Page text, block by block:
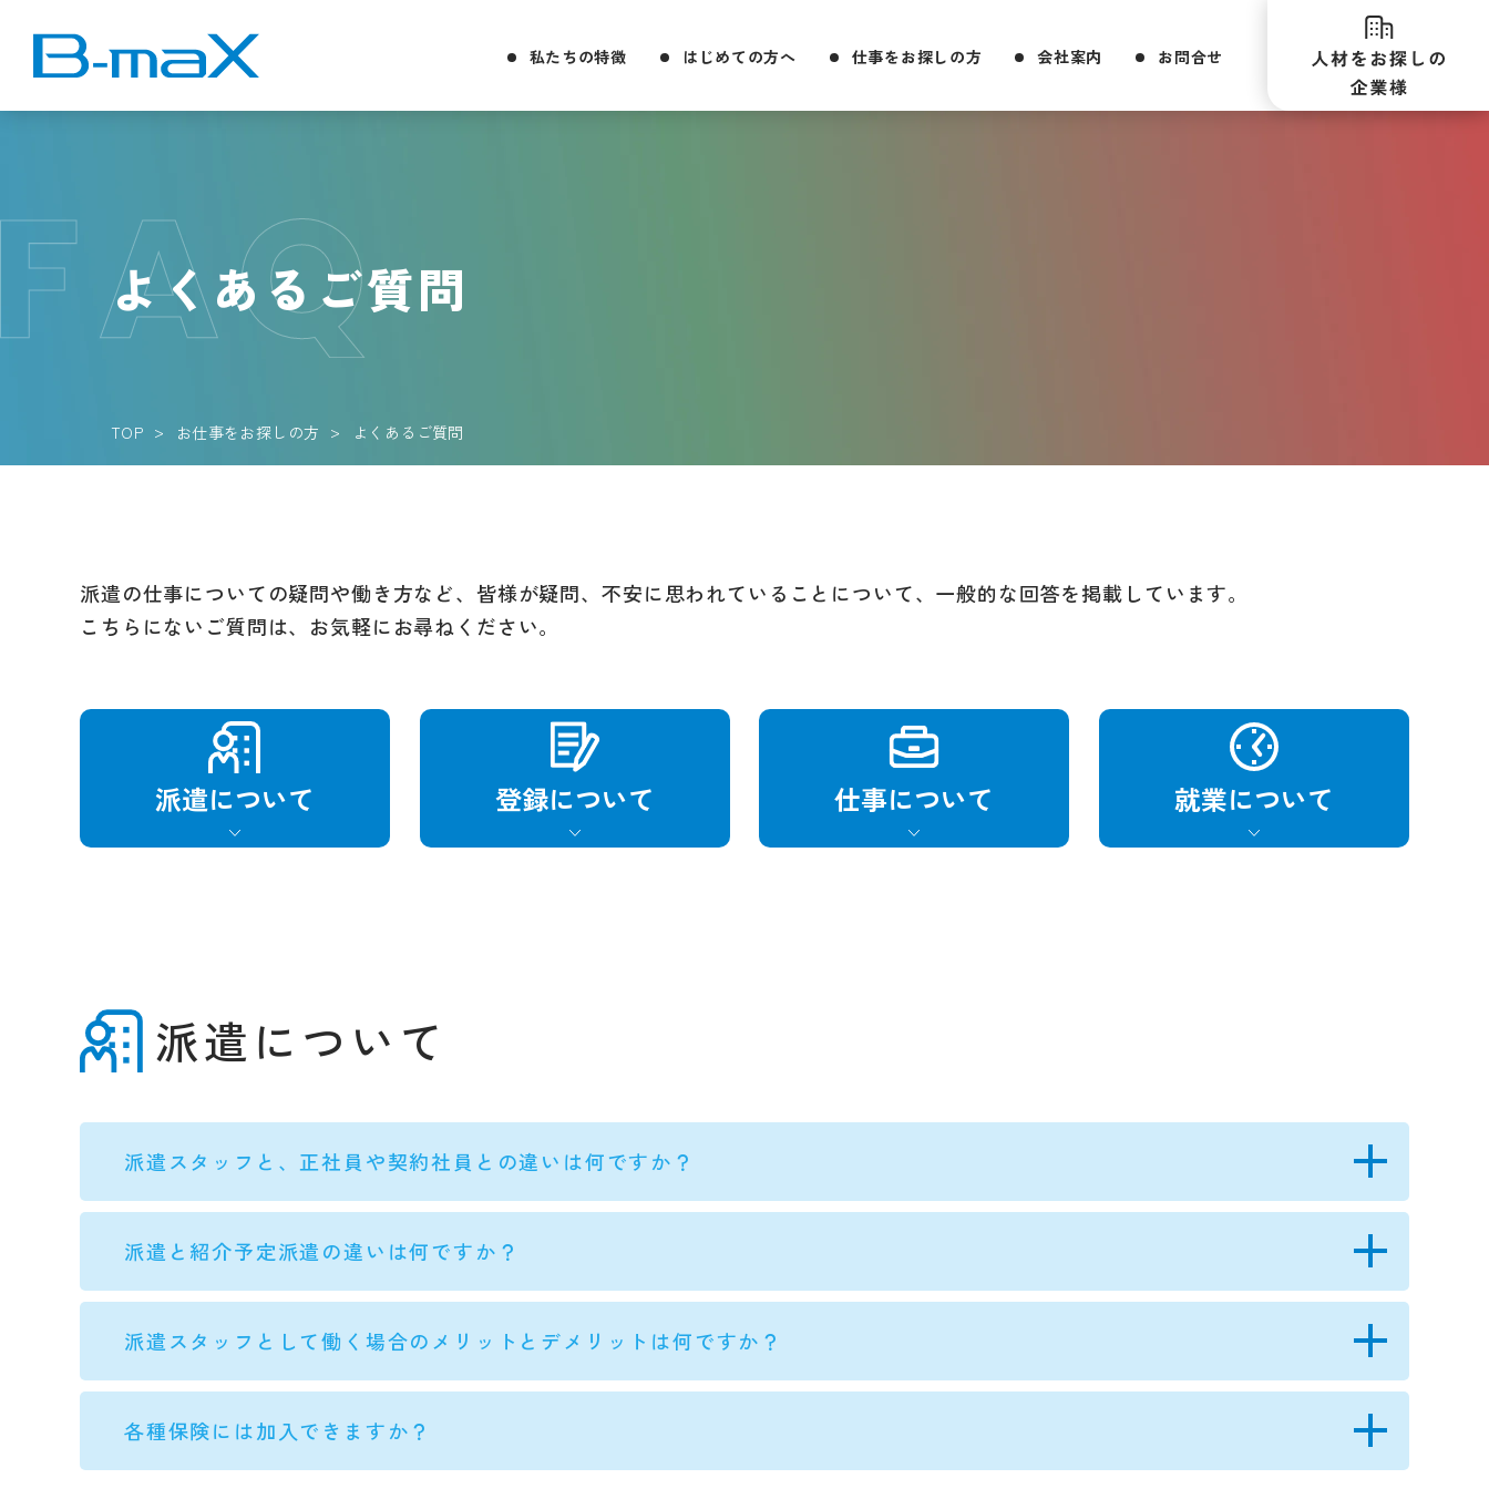
私たちの特徴 はじめての方へ 仕事をお探しの方 会社案内 お問合せ
よくあるご質問
TOP お仕事をお探しの方 よくあるご質問
派遣の仕事についての疑問や働き方など、皆様が疑問、不安に思われていることについて、一般的な回答を掲載しています。
こちらにないご質問は、お気軽にお尋ねください。
派遣について 登録について 仕事について 就業について
派遣について
派遣スタッフと、正社員や契約社員との違いは何ですか？
派遣と紹介予定派遣の違いは何ですか？
派遣スタッフとして働く場合のメリットとデメリットは何ですか？
各種保険には加入できますか？